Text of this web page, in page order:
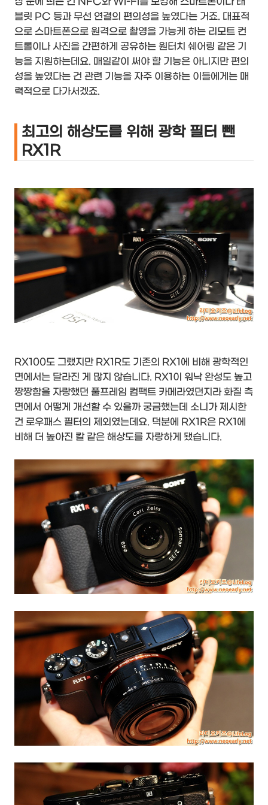
블릿 PC 등과 무선 연결의 편의성을 높였다는 거죠. 대표적
으로 스마트폰으로 원격으로 촬영을 가능케 하는 리모트 컨
트롤이나 사진을 간편하게 공유하는 원터치 쉐어링 같은 기
능을 지원하는데요. 매일같이 써야 할 기능은 아니지만 편의
성을 높였다는 건 관련 기능을 자주 이용하는 이들에게는 매
력적으로 다가서겠죠.
최고의 해상도를 위해 광학 필터 뺀
RX1R
RX100도 그랬지만 RX1R도 기존의 RX1에 비해 광학적인
면에서는 달라진 게 많지 않습니다. RX1이 워낙 완성도 높고
짱짱함을 자랑했던 풀프레임 컴팩트 카메라였던지라 화질 측
면에서 어떻게 개선할 수 있을까 궁금했는데 소니가 제시한
건 로우패스 필터의 제외였는데요. 덕분에 RX1R은 RX1에
비해 더 높아진 칼 같은 해상도를 자랑하게 됐습니다.